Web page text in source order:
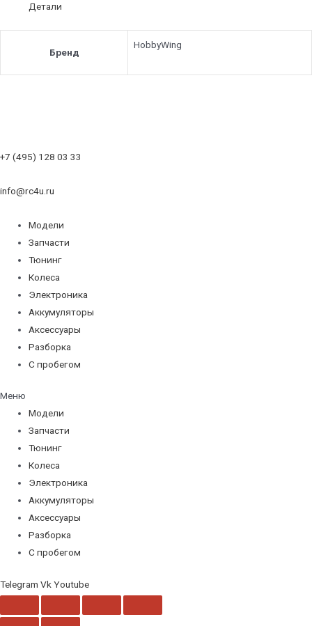
Детали
Бренд
HobbyWing
+7 (495) 128 03 33
info@rc4u.ru
Модели
Запчасти
Тюнинг
Колеса
Электроника
Аккумуляторы
Аксессуары
Разборка
С пробегом
Меню
Модели
Запчасти
Тюнинг
Колеса
Электроника
Аккумуляторы
Аксессуары
Разборка
С пробегом
Telegram Vk Youtube